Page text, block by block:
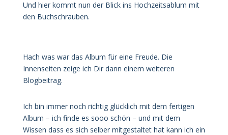
Und hier kommt nun der Blick ins Hochzeitsablum mit
den Buchschrauben.
Hach was war das Album für eine Freude. Die
Innenseiten zeige ich Dir dann einem weiteren
Blogbeitrag.
Ich bin immer noch richtig glücklich mit dem fertigen
Album – ich finde es sooo schön – und mit dem
Wissen dass es sich selber mitgestaltet hat kann ich ein